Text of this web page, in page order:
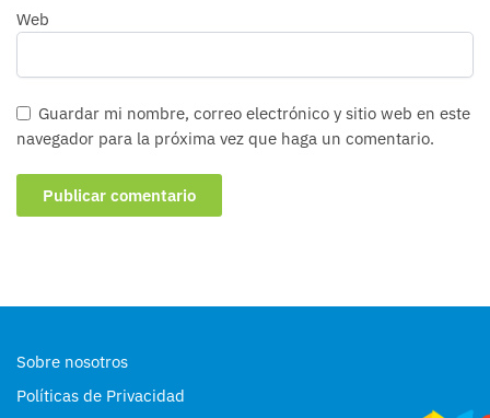
Web
Guardar mi nombre, correo electrónico y sitio web en este
navegador para la próxima vez que haga un comentario.
Sobre nosotros
Políticas de Privacidad